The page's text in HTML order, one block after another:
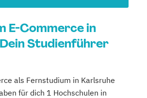
E-Commerce in
Studienführer
als Fernstudium in Karlsruhe
für dich 1 Hochschulen in